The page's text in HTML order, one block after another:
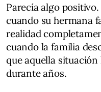
Parecía algo
cuando su hermana
realidad
cuando la familia
que aquella
durante años.